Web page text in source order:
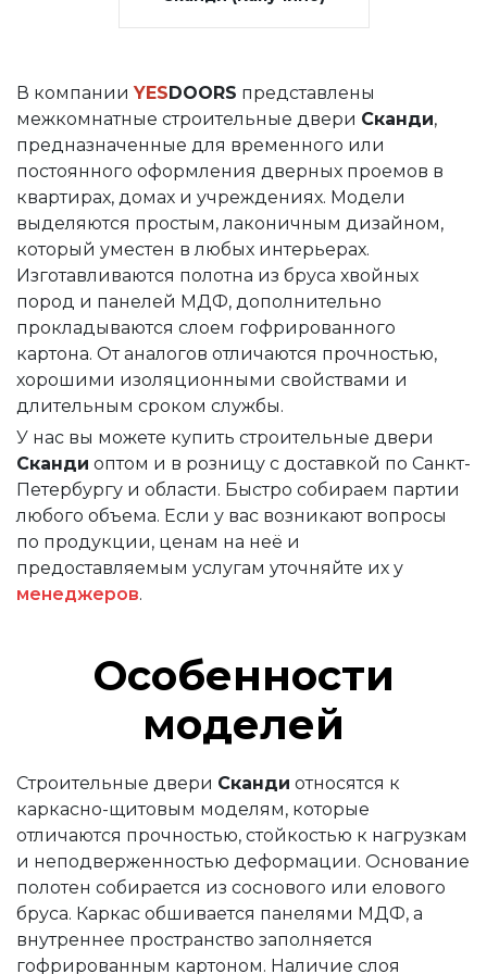
Раздвижные двери «Гармошка»
РАСПРОДАЖА
В компании YESDOORS представлены
межкомнатные строительные двери Сканди,
предназначенные для временного или
постоянного оформления дверных проемов в
квартирах, домах и учреждениях. Модели
выделяются простым, лаконичным дизайном,
который уместен в любых интерьерах.
Изготавливаются полотна из бруса хвойных
пород и панелей МДФ, дополнительно
прокладываются слоем гофрированного
картона. От аналогов отличаются прочностью,
хорошими изоляционными свойствами и
длительным сроком службы.
У нас вы можете купить строительные двери
Сканди оптом и в розницу с доставкой по Санкт-
Петербургу и области. Быстро собираем партии
любого объема. Если у вас возникают вопросы
по продукции, ценам на неё и
предоставляемым услугам уточняйте их у
менеджеров.
Особенности
моделей
Строительные двери Сканди относятся к
каркасно-щитовым моделям, которые
отличаются прочностью, стойкостью к нагрузкам
и неподверженностью деформации. Основание
полотен собирается из соснового или елового
бруса. Каркас обшивается панелями МДФ, а
внутреннее пространство заполняется
гофрированным картоном. Наличие слоя